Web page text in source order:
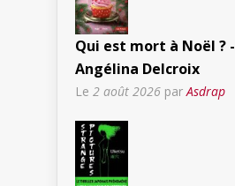
Qui est mort à Noël ? -
Angélina Delcroix
Le 2 août 2026 par Asdrap